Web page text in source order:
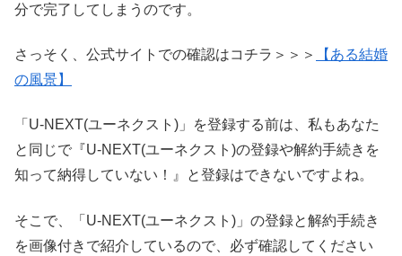
分で完了してしまうのです。
さっそく、公式サイトでの確認はコチラ＞＞＞
【ある結婚
の風景】
「U-NEXT(ユーネクスト)」を登録する前は、私もあなた
と同じで『U-NEXT(ユーネクスト)の登録や解約手続きを
知って納得していない！』と登録はできないですよね。
そこで、「U-NEXT(ユーネクスト)」の登録と解約手続き
を画像付きで紹介しているので、必ず確認してください